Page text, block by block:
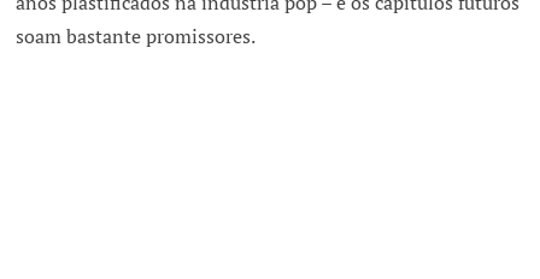
soam bastante promissores.